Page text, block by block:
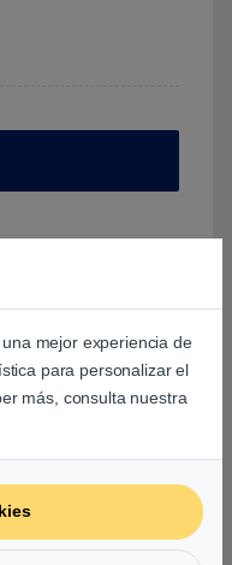
de los
producto
mejor experiencia de
para personalizar el
más, consulta nuestra